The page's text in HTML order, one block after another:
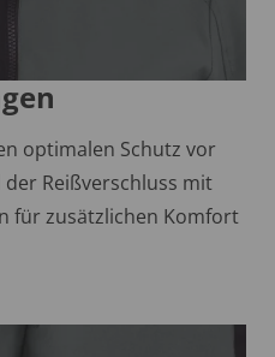
optimalen Schutz vor
Reißverschluss mit
für zusätzlichen Komfort